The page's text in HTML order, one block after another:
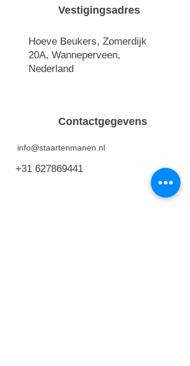
Vestigingsadres
Hoeve Beukers, Zomerdijk
20A, Wanneperveen,
Nederland
Contactgegevens
info@staartenmanen.nl
+31 627869441